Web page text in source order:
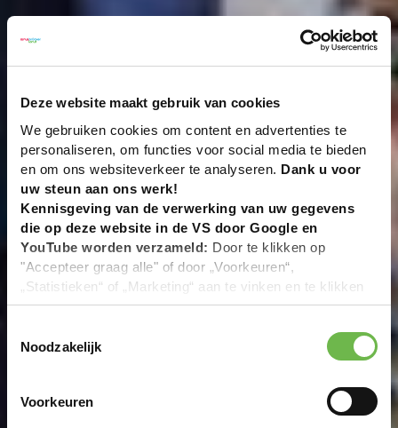
Deze website maakt gebruik van cookies
We gebruiken cookies om content en advertenties te
personaliseren, om functies voor social media te bieden
en om ons websiteverkeer te analyseren. Dank u voor
uw steun aan ons werk!
Kennisgeving van de verwerking van uw gegevens
die op deze website in de VS door Google en
YouTube worden verzameld: Door te klikken op
"Accepteer graag alle" of door „Voorkeuren“,
„Statistieken“ of „Marketing“ aan te vinken en te klikken
op "Selectie handmatig instellen", stemt u er ook mee in
overeenstemming met Art. 49 (1) zin 1 lit. a DSGVO. De
VS zijn door het Europees Hof van Justitie beoordeeld
gegevensbescherming volgens EU-normen. In het
Noodzakelijk
Voorkeuren